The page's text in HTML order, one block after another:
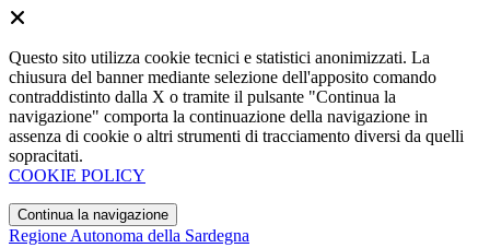
Questo sito utilizza cookie tecnici e statistici anonimizzati. La
chiusura del banner mediante selezione dell'apposito comando
contraddistinto dalla X o tramite il pulsante "Continua la
navigazione" comporta la continuazione della navigazione in
assenza di cookie o altri strumenti di tracciamento diversi da quelli
sopracitati.
COOKIE POLICY
Continua la navigazione
Regione Autonoma della Sardegna